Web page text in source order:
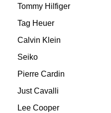
Tommy Hilfiger
Tag Heuer
Calvin Klein
Seiko
Pierre Cardin
Just Cavalli
Lee Cooper